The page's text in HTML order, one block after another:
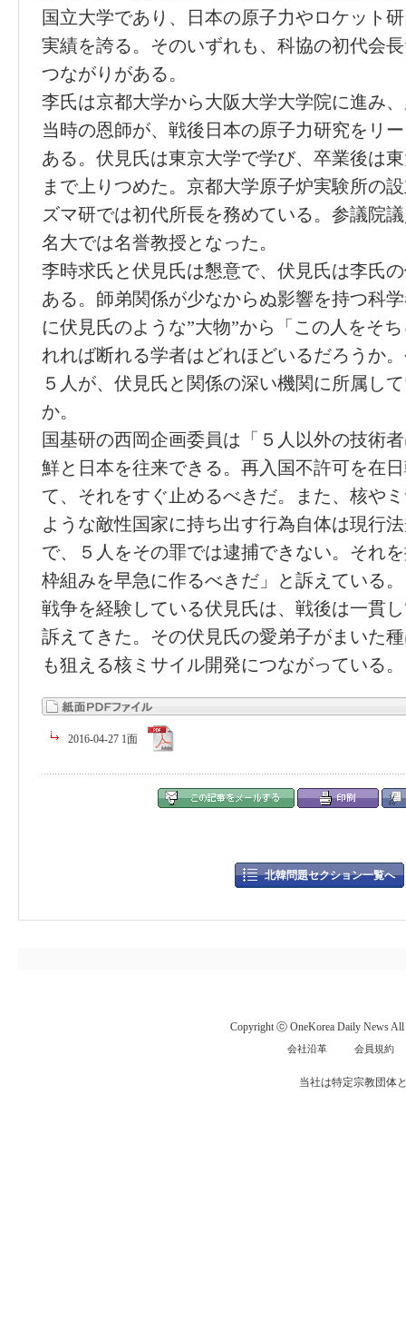
国立大学であり、日本の原子力やロケット
実績を誇る。そのいずれも、科協の初代会
つながりがある。
李氏は京都大学から大阪大学大学院に進み
当時の恩師が、戦後日本の原子力研究をリ
ある。伏見氏は東京大学で学び、卒業後は
まで上りつめた。京都大学原子炉実験所の
ズマ研では初代所長を務めている。参議院
名大では名誉教授となった。
李時求氏と伏見氏は懇意で、伏見氏は李氏
ある。師弟関係が少なからぬ影響を持つ科
に伏見氏のような”大物”から「この人をそ
れれば断れる学者はどれほどいるだろうか
５人が、伏見氏と関係の深い機関に所属し
か。
国基研の西岡企画委員は「５人以外の技術
鮮と日本を往来できる。再入国不許可を在
て、それをすぐ止めるべきだ。また、核や
ような敵性国家に持ち出す行為自体は現行
で、５人をその罪では逮捕できない。それ
枠組みを早急に作るべきだ」と訴えている。
戦争を経験している伏見氏は、戦後は一貫
訴えてきた。その伏見氏の愛弟子がまいた
も狙える核ミサイル開発につながっている。
2016-04-27 1面
北韓問題セクション一覧へ
Copyright ⓒ OneKorea Daily News All
会社沿革 会員規約
当社は特定宗教団体